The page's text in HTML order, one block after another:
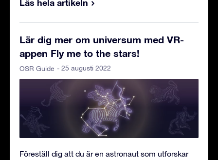
Läs hela artikeln
Lär dig mer om universum med VR-
appen Fly me to the stars!
OSR Guide - 25 augusti 2022
Föreställ dig att du är en astronaut som utforskar